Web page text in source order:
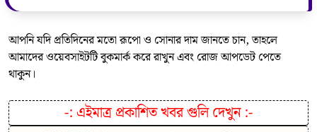
আপনি যদি প্রতিদিনের মতো রূপো ও সোনার দাম জানতে চান, তাহলে
আমাদের ওয়েবসাইটটি বুকমার্ক করে রাখুন এবং রোজ আপডেট পেতে
থাকুন।
-: এইমাত্র প্রকাশিত খবর গুলি দেখুন:-